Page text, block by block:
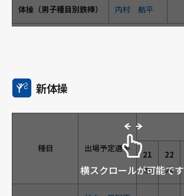
体操（男子種目別鉄棒） 内村 航平
新体操
種目 出場予定選手
21
水
22
木
横スクロールが可能です